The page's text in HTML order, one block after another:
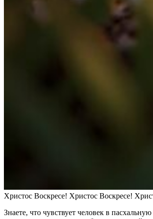
Христос Воскресе! Христос Воскресе!
Знаете, что чувствует человек в